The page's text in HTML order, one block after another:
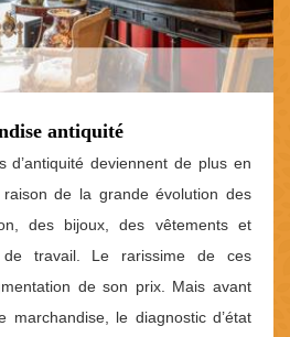
antiquité
d’antiquité deviennent de plus en
de la grande évolution des
des bijoux, des vêtements et
travail. Le rarissime de ces
de son prix. Mais avant
marchandise, le diagnostic d’état